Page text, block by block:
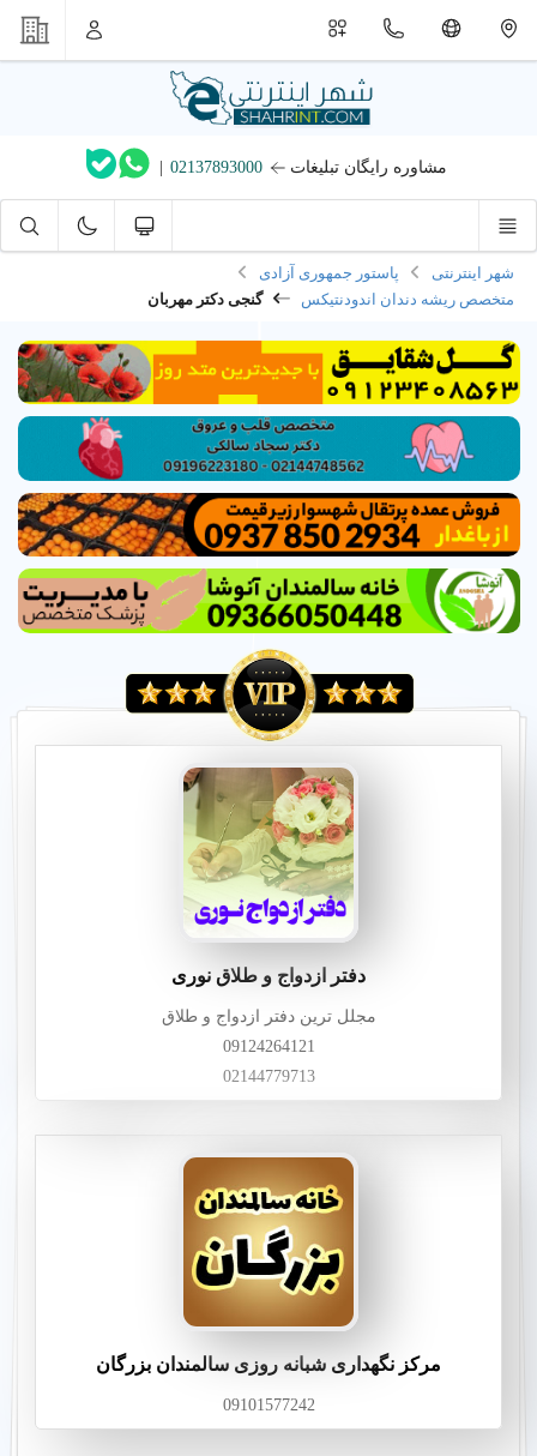
مشاوره رایگان تبلیغات 02137893000
|
شهر اینترنتی
پاستور جمهوری آزادی
متخصص ریشه دندان اندودنتیکس
گنجی دکتر مهربان
دفتر ازدواج و طلاق نوری
مجلل ترین دفتر ازدواج و طلاق
09124264121
02144779713
مرکز نگهداری شبانه روزی سالمندان بزرگان
09101577242